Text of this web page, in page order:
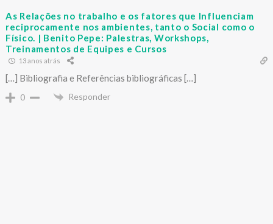
As Relações no trabalho e os fatores que Influenciam
reciprocamente nos ambientes, tanto o Social como o
Físico. | Benito Pepe: Palestras, Workshops,
Treinamentos de Equipes e Cursos
13 anos atrás
[…] Bibliografia e Referências bibliográficas […]
0 Responder